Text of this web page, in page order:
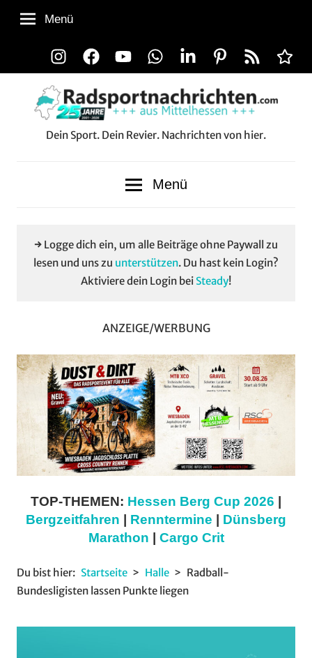
Zum
Inhalt
InstagramFacebookYouTubeWhatsAppLinkedInPinterest
RSS-
Feed
Alle
Menü
Dein Sport. Dein Revier. Nachrichten von hier.
Menü
→ Logge dich ein, um alle Beiträge ohne Paywall zu
lesen und uns zu unterstützen. Du hast kein Login?
Aktiviere dein Login bei Steady!
ANZEIGE/WERBUNG
TOP-THEMEN: Hessen Berg Cup 2026 |
Bergzeitfahren | Renntermine | Dünsberg
Marathon | Cargo Crit
Du bist hier: Startseite Halle
Radball-
Bundesligisten lassen Punkte liegen